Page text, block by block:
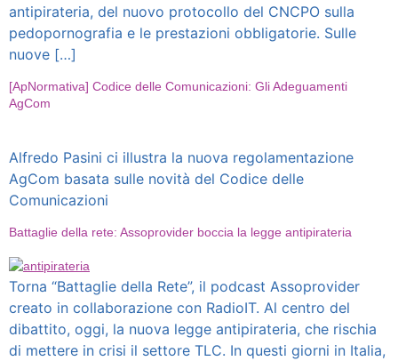
antipirateria, del nuovo protocollo del CNCPO sulla
pedopornografia e le prestazioni obbligatorie. Sulle
nuove […]
[ApNormativa] Codice delle Comunicazioni: Gli Adeguamenti
AgCom
Alfredo Pasini ci illustra la nuova regolamentazione
AgCom basata sulle novità del Codice delle
Comunicazioni
Battaglie della rete: Assoprovider boccia la legge antipirateria
Torna “Battaglie della Rete”, il podcast Assoprovider
creato in collaborazione con RadioIT. Al centro del
dibattito, oggi, la nuova legge antipirateria, che rischia
di mettere in crisi il settore TLC. In questi giorni in Italia,